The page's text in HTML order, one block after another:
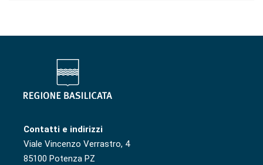
Contatti e indirizzi
Viale Vincenzo Verrastro, 4
85100 Potenza PZ